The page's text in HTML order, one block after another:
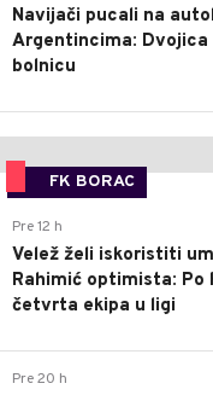
Navijači pucali na
Argentincima: Dvojica
bolnicu
FK BORAC
Pre 12 h
Velež želi iskoristiti
Rahimić optimista:
četvrta ekipa u ligi
Pre 20 h